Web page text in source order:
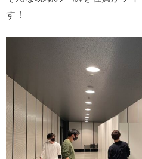
す！